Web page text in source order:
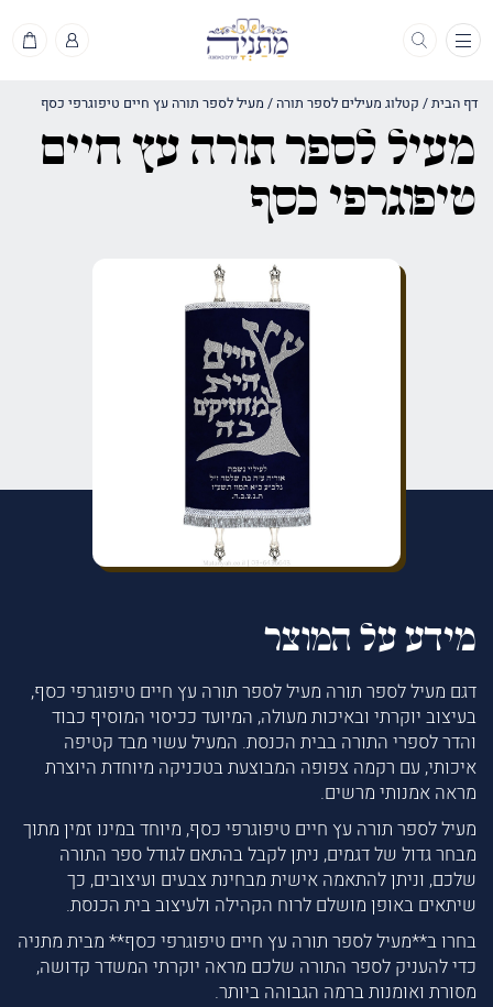
תפריט
דף הבית/ קטלוג מעילים לספר תורה / מעיל לספר תורה עץ חיים טיפוגרפי כסף
מעיל לספר תורה עץ חיים
טיפוגרפי כסף
מידע על המוצר
דגם מעיל לספר תורה מעיל לספר תורה עץ חיים טיפוגרפי כסף,
בעיצוב יוקרתי ובאיכות מעולה, המיועד ככיסוי המוסיף כבוד
והדר לספרי התורה בבית הכנסת. המעיל עשוי מבד קטיפה
איכותי, עם רקמה צפופה המבוצעת בטכניקה מיוחדת היוצרת
מראה אמנותי מרשים.
מעיל לספר תורה עץ חיים טיפוגרפי כסף, מיוחד במינו זמין מתוך
מבחר גדול של דגמים, ניתן לקבל בהתאם לגודל ספר התורה
שלכם, וניתן להתאמה אישית מבחינת צבעים ועיצובים, כך
שיתאים באופן מושלם לרוח הקהילה ולעיצוב בית הכנסת.
בחרו ב**מעיל לספר תורה עץ חיים טיפוגרפי כסף** מבית מתניה
כדי להעניק לספר התורה שלכם מראה יוקרתי המשדר קדושה,
מסורת ואומנות ברמה הגבוהה ביותר.